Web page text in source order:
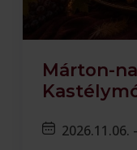
Márton-
2026.11.06.